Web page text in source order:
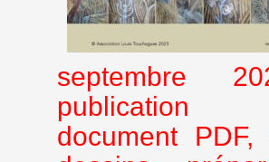
septembre
publication
document